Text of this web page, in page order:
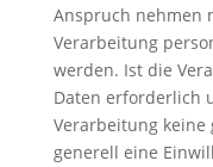
Anspruch nehmen
Verarbeitung
werden. Ist die
Daten erforderlich
Verarbeitung keine
generell eine